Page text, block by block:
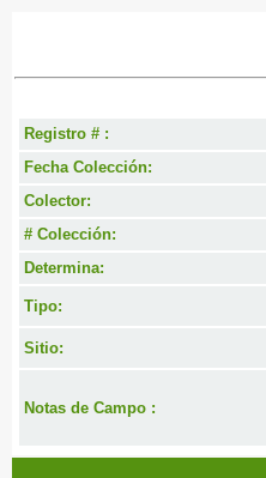
Registro # :
Fecha Colección:
Colector:
# Colección:
Determina:
Tipo:
Sitio:
Notas de Campo :